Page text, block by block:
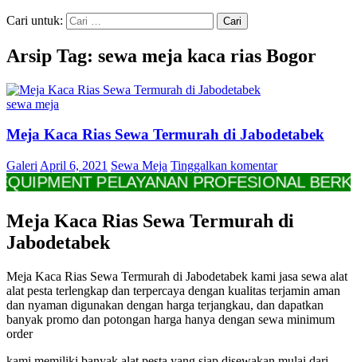
Cari untuk:
Arsip Tag: sewa meja kaca rias Bogor
sewa meja
Meja Kaca Rias Sewa Termurah di Jabodetabek
Galeri April 6, 2021 Sewa Meja Tinggalkan komentar
PELAYANAN PROFESIONAL
Meja Kaca Rias Sewa Termurah di
Jabodetabek
Meja Kaca Rias Sewa Termurah di Jabodetabek kami jasa sewa alat
alat pesta terlengkap dan terpercaya dengan kualitas terjamin aman
dan nyaman digunakan dengan harga terjangkau, dan dapatkan
banyak promo dan potongan harga hanya dengan sewa minimum
order